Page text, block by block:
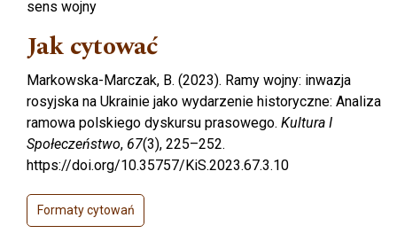
sens wojny
Jak cytować
Markowska-Marczak, B. (2023). Ramy wojny: inwazja
rosyjska na Ukrainie jako wydarzenie historyczne: Analiza
ramowa polskiego dyskursu prasowego. Kultura I
Społeczeństwo, 67(3), 225–252.
https://doi.org/10.35757/KiS.2023.67.3.10
Formaty cytowań